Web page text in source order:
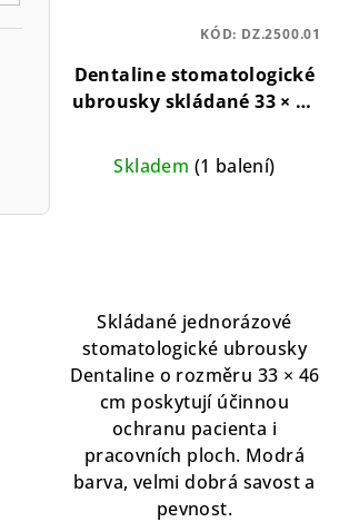
Dentaline stomatologické
ubrousky skládané 33 × 46
Skládané stomatologické
ubrousky pro ochranu
Skladem (1 balení)
Skládané jednorázové
stomatologické ubrousky
Dentaline o rozměru 33 × 46
cm poskytují účinnou
ochranu pacienta i
pracovních ploch. Modrá
barva, velmi dobrá savost a
pevnost.
KÓD: DZ.2500.01